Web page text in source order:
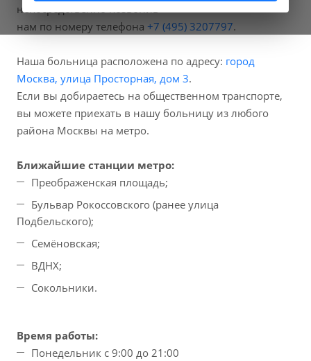
непосредственно позвонив
нам по номеру телефона +7 (495) 3207797.
Наша больница расположена по адресу: город
Москва, улица Просторная, дом 3.
Если вы добираетесь на общественном транспорте,
вы можете приехать в нашу больницу из любого
района Москвы на метро.
Ближайшие станции метро:
Преображенская площадь;
Бульвар Рокоссовского (ранее улица
Подбельского);
Семёновская;
ВДНХ;
Сокольники.
Время работы:
Понедельник с 9:00 до 21:00